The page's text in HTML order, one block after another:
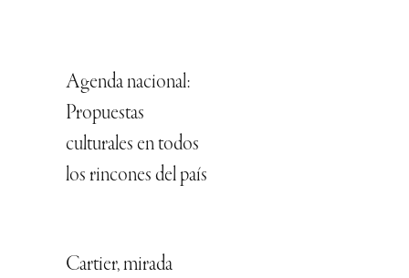
Agenda nacional:
Propuestas
culturales en todos
los rincones del país
Cartier, mirada